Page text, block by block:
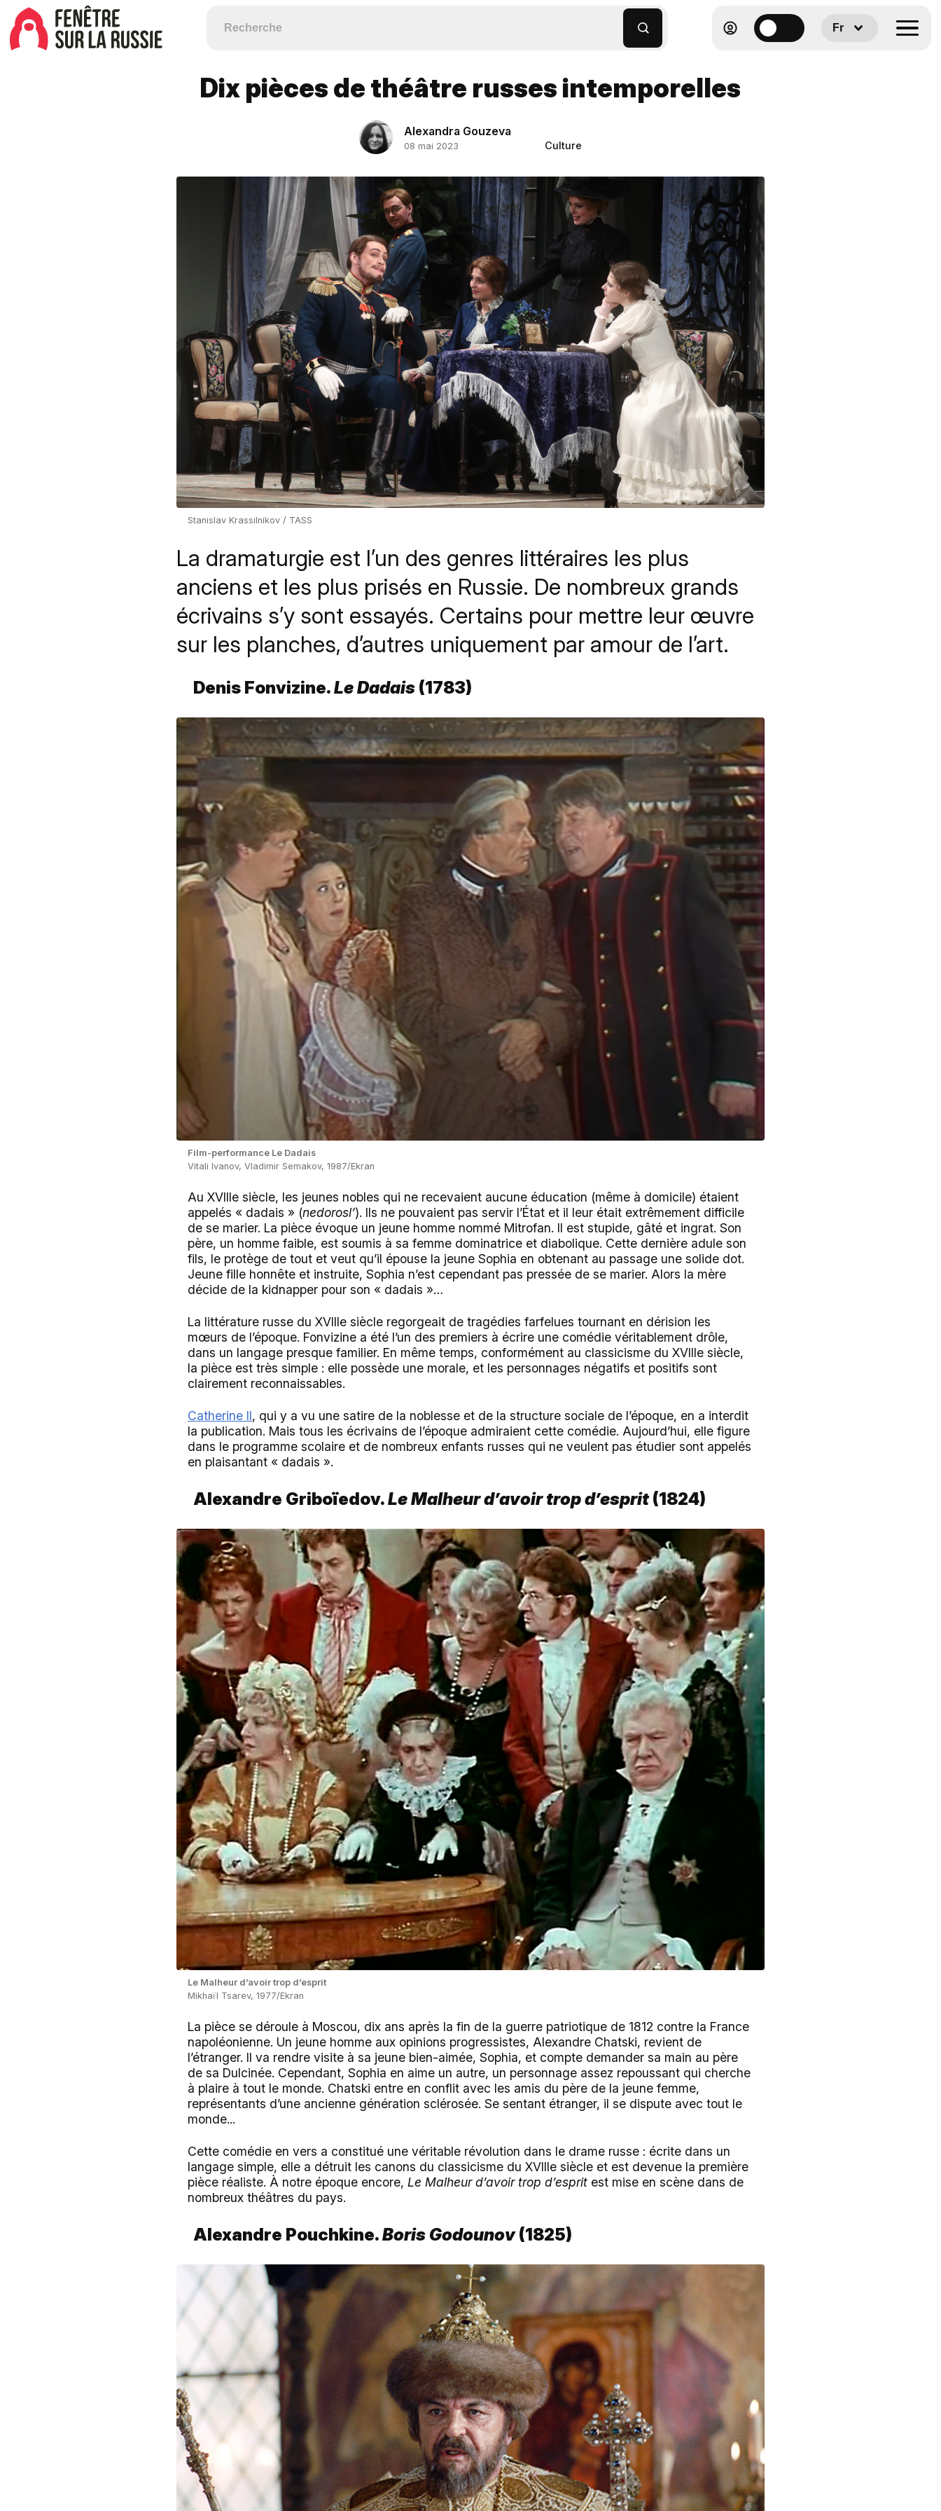
Fr
Dix pièces de théâtre russes intemporelles
Alexandra Gouzeva
08 mai 2023 Culture
Stanislav Krassilnikov / TASS
La dramaturgie est l’un des genres littéraires les plus
anciens et les plus prisés en Russie. De nombreux grands
écrivains s’y sont essayés. Certains pour mettre leur œuvre
sur les planches, d’autres uniquement par amour de l’art.
Denis Fonvizine.Le Dadais (1783)
Film-performance Le Dadais
Vitali Ivanov, Vladimir Semakov, 1987/Ekran
Au XVIIIe siècle, les jeunes nobles qui ne recevaient aucune éducation (même à domicile) étaient
appelés « dadais » (nedorosl’). Ils ne pouvaient pas servir l’État et il leur était extrêmement difficile
de se marier. La pièce évoque un jeune homme nommé Mitrofan. Il est stupide, gâté et ingrat. Son
père, un homme faible, est soumis à sa femme dominatrice et diabolique. Cette dernière adule son
fils, le protège de tout et veut qu’il épouse la jeune Sophia en obtenant au passage une solide dot.
Jeune fille honnête et instruite, Sophia n’est cependant pas pressée de se marier. Alors la mère
décide de la kidnapper pour son « dadais »…
La littérature russe du XVIIIe siècle regorgeait de tragédies farfelues tournant en dérision les
mœurs de l’époque. Fonvizine a été l’un des premiers à écrire une comédie véritablement drôle,
dans un langage presque familier. En même temps, conformément au classicisme du XVIIIe siècle,
la pièce est très simple : elle possède une morale, et les personnages négatifs et positifs sont
clairement reconnaissables.
Catherine II, qui y a vu une satire de la noblesse et de la structure sociale de l’époque, en a interdit
la publication. Mais tous les écrivains de l’époque admiraient cette comédie. Aujourd’hui, elle figure
dans le programme scolaire et de nombreux enfants russes qui ne veulent pas étudier sont appelés
en plaisantant « dadais ».
Alexandre Griboïedov.Le Malheur d’avoir trop d’esprit(1824)
Le Malheur d’avoir trop d’esprit
Mikhaïl Tsarev, 1977/Ekran
La pièce se déroule à Moscou, dix ans après la fin de la guerre patriotique de 1812 contre la France
napoléonienne. Un jeune homme aux opinions progressistes, Alexandre Chatski, revient de
l’étranger. Il va rendre visite à sa jeune bien-aimée, Sophia, et compte demander sa main au père
de sa Dulcinée. Cependant, Sophia en aime un autre, un personnage assez repoussant qui cherche
à plaire à tout le monde. Chatski entre en conflit avec les amis du père de la jeune femme,
représentants d’une ancienne génération sclérosée. Se sentant étranger, il se dispute avec tout le
monde...
Cette comédie en vers a constitué une véritable révolution dans le drame russe : écrite dans un
langage simple, elle a détruit les canons du classicisme du XVIIIe siècle et est devenue la première
pièce réaliste. À notre époque encore, Le Malheur d’avoir trop d’esprit est mise en scène dans de
nombreux théâtres du pays.
Alexandre Pouchkine.Boris Godounov(1825)